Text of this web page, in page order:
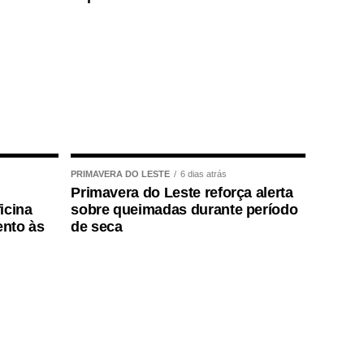
às
PRIMAVERA DO LESTE 6 dias atrás
Primavera do Leste reforça alerta
sobre queimadas durante período
de seca